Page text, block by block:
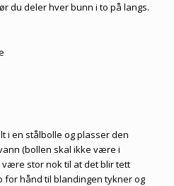
du deler hver bunn i to på langs.
i en stålbolle og plasser den
(bollen skal ikke være i
stor nok til at det blir tett
for hånd til blandingen tykner og